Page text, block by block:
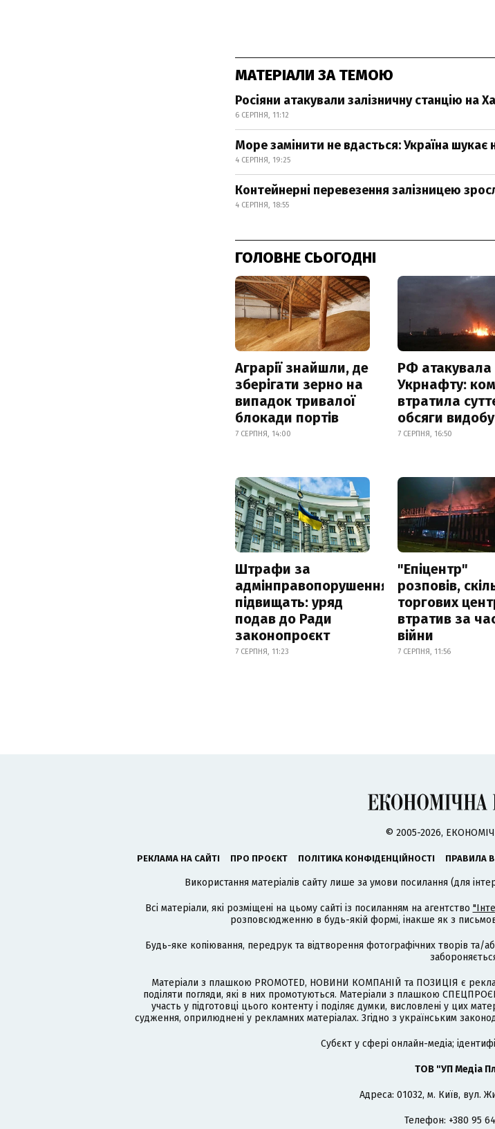
МАТЕРІАЛИ ЗА ТЕМОЮ
Росіяни атакували залізничну станцію на
6 СЕРПНЯ, 11:12
Море замінити не вдасться: Україна
4 СЕРПНЯ, 19:25
Контейнерні перевезення залізницею
4 СЕРПНЯ, 18:55
ГОЛОВНЕ СЬОГОДНІ
Аграрії знайшли, де
зберігати зерно на
випадок тривалої
блокади портів
7 СЕРПНЯ, 14:00
РФ атакувала
Укрнафту:
втратила
обсяги
7 СЕРПНЯ, 16:50
Штрафи за
адмінправопорушення
підвищать: уряд
подав до Ради
законопроєкт
7 СЕРПНЯ, 11:23
"Епіцентр"
розповів,
торгових
втратив за
війни
7 СЕРПНЯ, 11:56
© 2005-2026,
РЕКЛАМА НА САЙТІ ПРО ПРОЄКТ ПОЛІТИКА КОНФІДЕНЦІЙНОСТІ ПРАВИЛА
Використання матеріалів сайту лише за умови посилання (для
Всі матеріали, які розміщені на цьому сайті із посиланням на агентство
розповсюдженню в будь-якій формі, інакше як з
Будь-яке копіювання, передрук та відтворення фотографічних творів та/
Матеріали з плашкою PROMOTED, НОВИНИ КОМПАНІЙ та ПОЗИЦІЯ є
поділяти погляди, які в них промотуються. Матеріали з плашкою
участь у підготовці цього контенту і поділяє думки, висловлені у цих
судження, оприлюднені у рекламних матеріалах. Згідно з українським
Cубєкт у сфері онлайн-медіа;
ТОВ "УП Медіа
Адреса: 01032, м. Київ, вул.
Телефон: +380 95